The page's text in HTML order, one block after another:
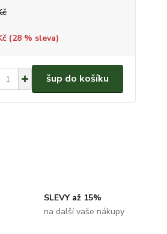
(28% sleva)
šup do košíku
SLEVY až 15%
na další vaše nákupy